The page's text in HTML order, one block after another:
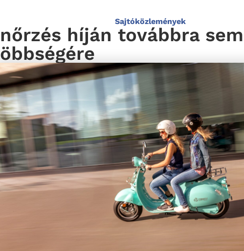
Sajtóközlemények
híján továbbra